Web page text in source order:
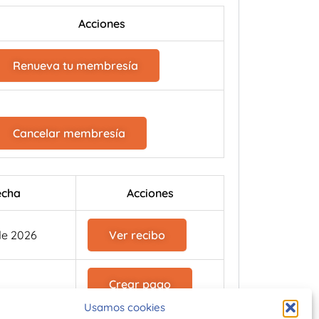
Usamos cookies
Acciones
Renueva tu membresía
Cancelar membresía
Acciones
2026 Ver recibo
Crear pago